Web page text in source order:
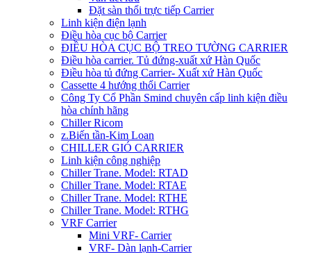
Đặt sàn thổi trực tiếp Carrier
Linh kiện điện lạnh
Điều hòa cục bộ Carrier
ĐIỀU HÒA CỤC BỘ TREO TƯỜNG CARRIER
Điều hòa carrier. Tủ đứng-xuất xứ Hàn Quốc
Điều hòa tủ đứng Carrier- Xuất xứ Hàn Quốc
Cassette 4 hướng thổi Carrier
Công Ty Cổ Phần Smind chuyên cấp linh kiện điều
hòa chính hãng
Chiller Ricom
z.Biến tần-Kim Loan
CHILLER GIÓ CARRIER
Linh kiện công nghiệp
Chiller Trane. Model: RTAD
Chiller Trane. Model: RTAE
Chiller Trane. Model: RTHE
Chiller Trane. Model: RTHG
VRF Carrier
Mini VRF- Carrier
VRF- Dàn lạnh-Carrier